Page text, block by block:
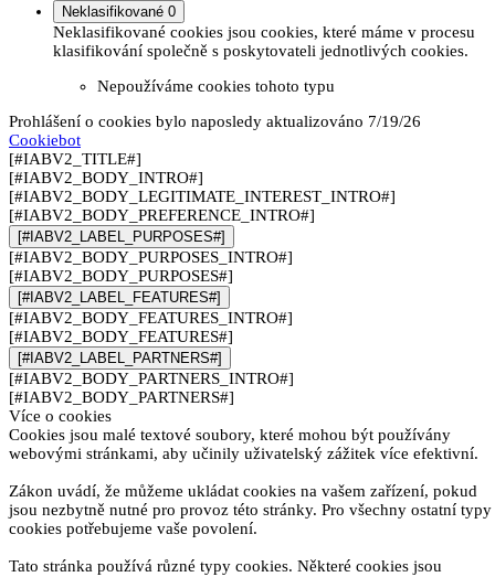
Neklasifikované 0
Neklasifikované cookies jsou cookies, které máme v procesu
klasifikování společně s poskytovateli jednotlivých cookies.
Nepoužíváme cookies tohoto typu
Prohlášení o cookies bylo naposledy aktualizováno 7/19/26
Cookiebot
[#IABV2_TITLE#]
[#IABV2_BODY_INTRO#]
[#IABV2_BODY_LEGITIMATE_INTEREST_INTRO#]
[#IABV2_BODY_PREFERENCE_INTRO#]
[#IABV2_LABEL_PURPOSES#]
[#IABV2_BODY_PURPOSES_INTRO#]
[#IABV2_BODY_PURPOSES#]
[#IABV2_LABEL_FEATURES#]
[#IABV2_BODY_FEATURES_INTRO#]
[#IABV2_BODY_FEATURES#]
[#IABV2_LABEL_PARTNERS#]
[#IABV2_BODY_PARTNERS_INTRO#]
[#IABV2_BODY_PARTNERS#]
Více o cookies
Cookies jsou malé textové soubory, které mohou být používány
webovými stránkami, aby učinily uživatelský zážitek více efektivní.
Zákon uvádí, že můžeme ukládat cookies na vašem zařízení, pokud
jsou nezbytně nutné pro provoz této stránky. Pro všechny ostatní typy
cookies potřebujeme vaše povolení.
Tato stránka používá různé typy cookies. Některé cookies jsou